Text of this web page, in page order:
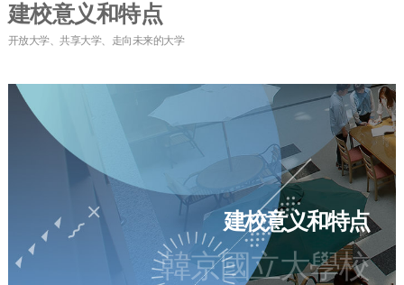
建校意义和特点
建校意义和特点
韓京國立大學校